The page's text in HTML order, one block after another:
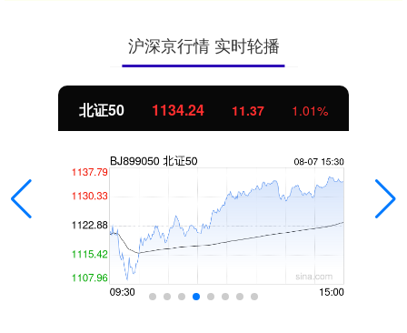
沪深京行情 实时轮播
北证50 1134.24 11.37 1.01%